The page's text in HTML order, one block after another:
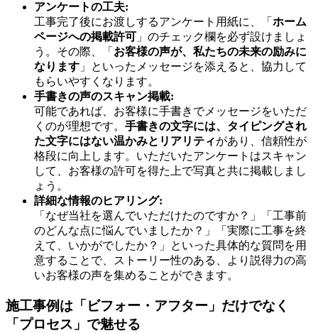
アンケートの工夫:
工事完了後にお渡しするアンケート用紙に、「 ホーム
ページへの掲載許可
」のチェック欄を必ず設けましょ
う。その際、「 お客様の声が、私たちの未来の励みに
なります 」といったメッセージを添えると、協力して
もらいやすくなります。
手書きの声のスキャン掲載:
可能であれば、お客様に手書きでメッセージをいただ
くのが理想です。 手書きの文字には、タイピングされ
た文字にはない温かみとリアリティがあり、信頼性が
格段に向上します。いただいたアンケートはスキャン
して、お客様の許可を得た上で写真と共に掲載しまし
ょう。
詳細な情報のヒアリング:
「なぜ当社を選んでいただけたのですか？」「工事前
のどんな点に悩んでいましたか？」「実際に工事を終
えて、いかがでしたか？」といった具体的な質問を用
意することで、ストーリー性のある、より説得力の高
いお客様の声を集めることができます。
施工事例は「ビフォー・アフター」だけでなく
「プロセス」で魅せる